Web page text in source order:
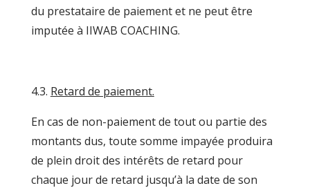
du prestataire de paiement et ne peut être
imputée à IIWAB COACHING.
4.3. Retard de paiement.
En cas de non-paiement de tout ou partie des
montants dus, toute somme impayée produira
de plein droit des intérêts de retard pour
chaque jour de retard jusqu’à la date de son